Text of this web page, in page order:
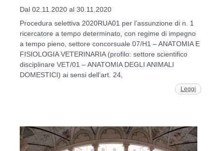
Dal 02.11.2020 al 30.11.2020
Procedura selettiva 2020RUA01 per l’assunzione di n. 1
ricercatore a tempo determinato, con regime di impegno
a tempo pieno, settore concorsuale 07/H1 – ANATOMIA E
FISIOLOGIA VETERINARIA (profilo: settore scientifico
disciplinare VET/01 – ANATOMIA DEGLI ANIMALI
DOMESTICI) ai sensi dell’art. 24,
Leggi